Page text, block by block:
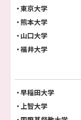
東京大学
熊本大学
山口大学
福井大学
早稲田大学
上智大学